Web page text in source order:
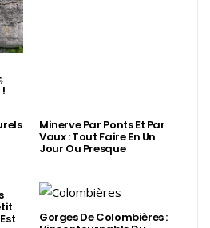
Minerve Par Ponts Et Par
Vaux : Tout Faire En Un
Jour Ou Presque
Gorges De Colombières :